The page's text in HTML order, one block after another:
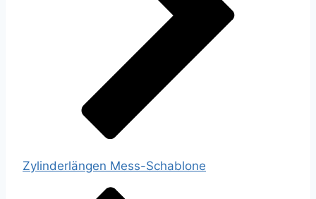
Zylinderlängen Mess-Schablone